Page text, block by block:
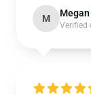
M Megan
Verified